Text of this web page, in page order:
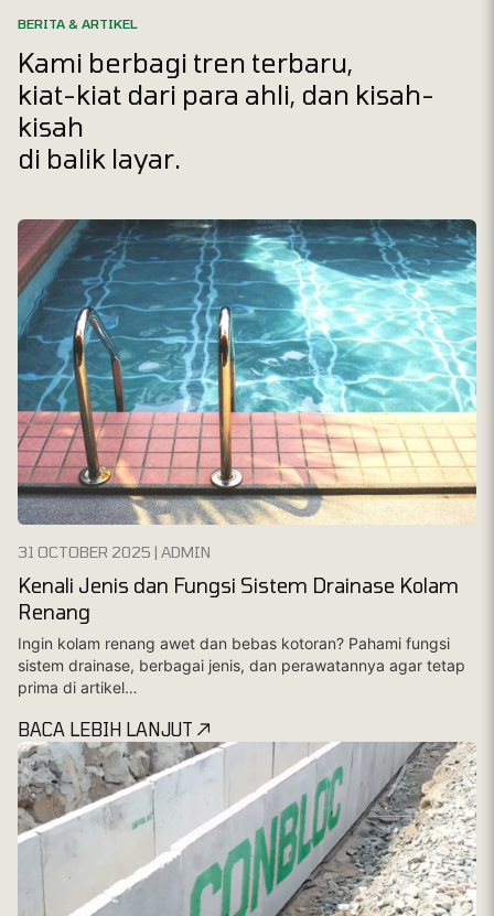
BERITA & ARTIKEL
Kami berbagi tren terbaru,
kiat-kiat dari para ahli, dan kisah-
kisah
di balik layar.
31 OCTOBER 2025 | ADMIN
Kenali Jenis dan Fungsi Sistem Drainase Kolam
Renang
Ingin kolam renang awet dan bebas kotoran? Pahami fungsi
sistem drainase, berbagai jenis, dan perawatannya agar tetap
prima di artikel…
BACA LEBIH LANJUT